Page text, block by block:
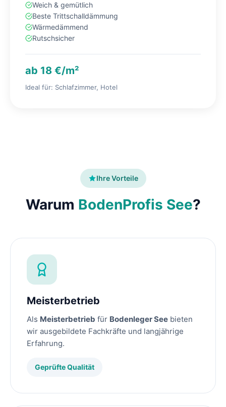
Weich & gemütlich
Beste Trittschalldämmung
Wärmedämmend
Rutschsicher
ab 18 €/m²
Ideal für: Schlafzimmer, Hotel
Ihre Vorteile
Warum BodenProfis See?
Meisterbetrieb
Als Meisterbetrieb für Bodenleger See bieten
wir ausgebildete Fachkräfte und langjährige
Erfahrung.
Geprüfte Qualität